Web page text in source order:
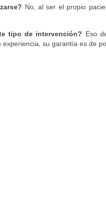
No, al ser el propio
tipo de intervención? Eso
su garantía es de